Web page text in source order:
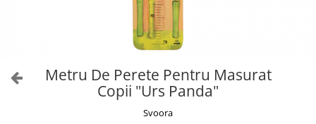
Metru De Perete Pentru Masurat
Copii "Urs Panda"
Svoora